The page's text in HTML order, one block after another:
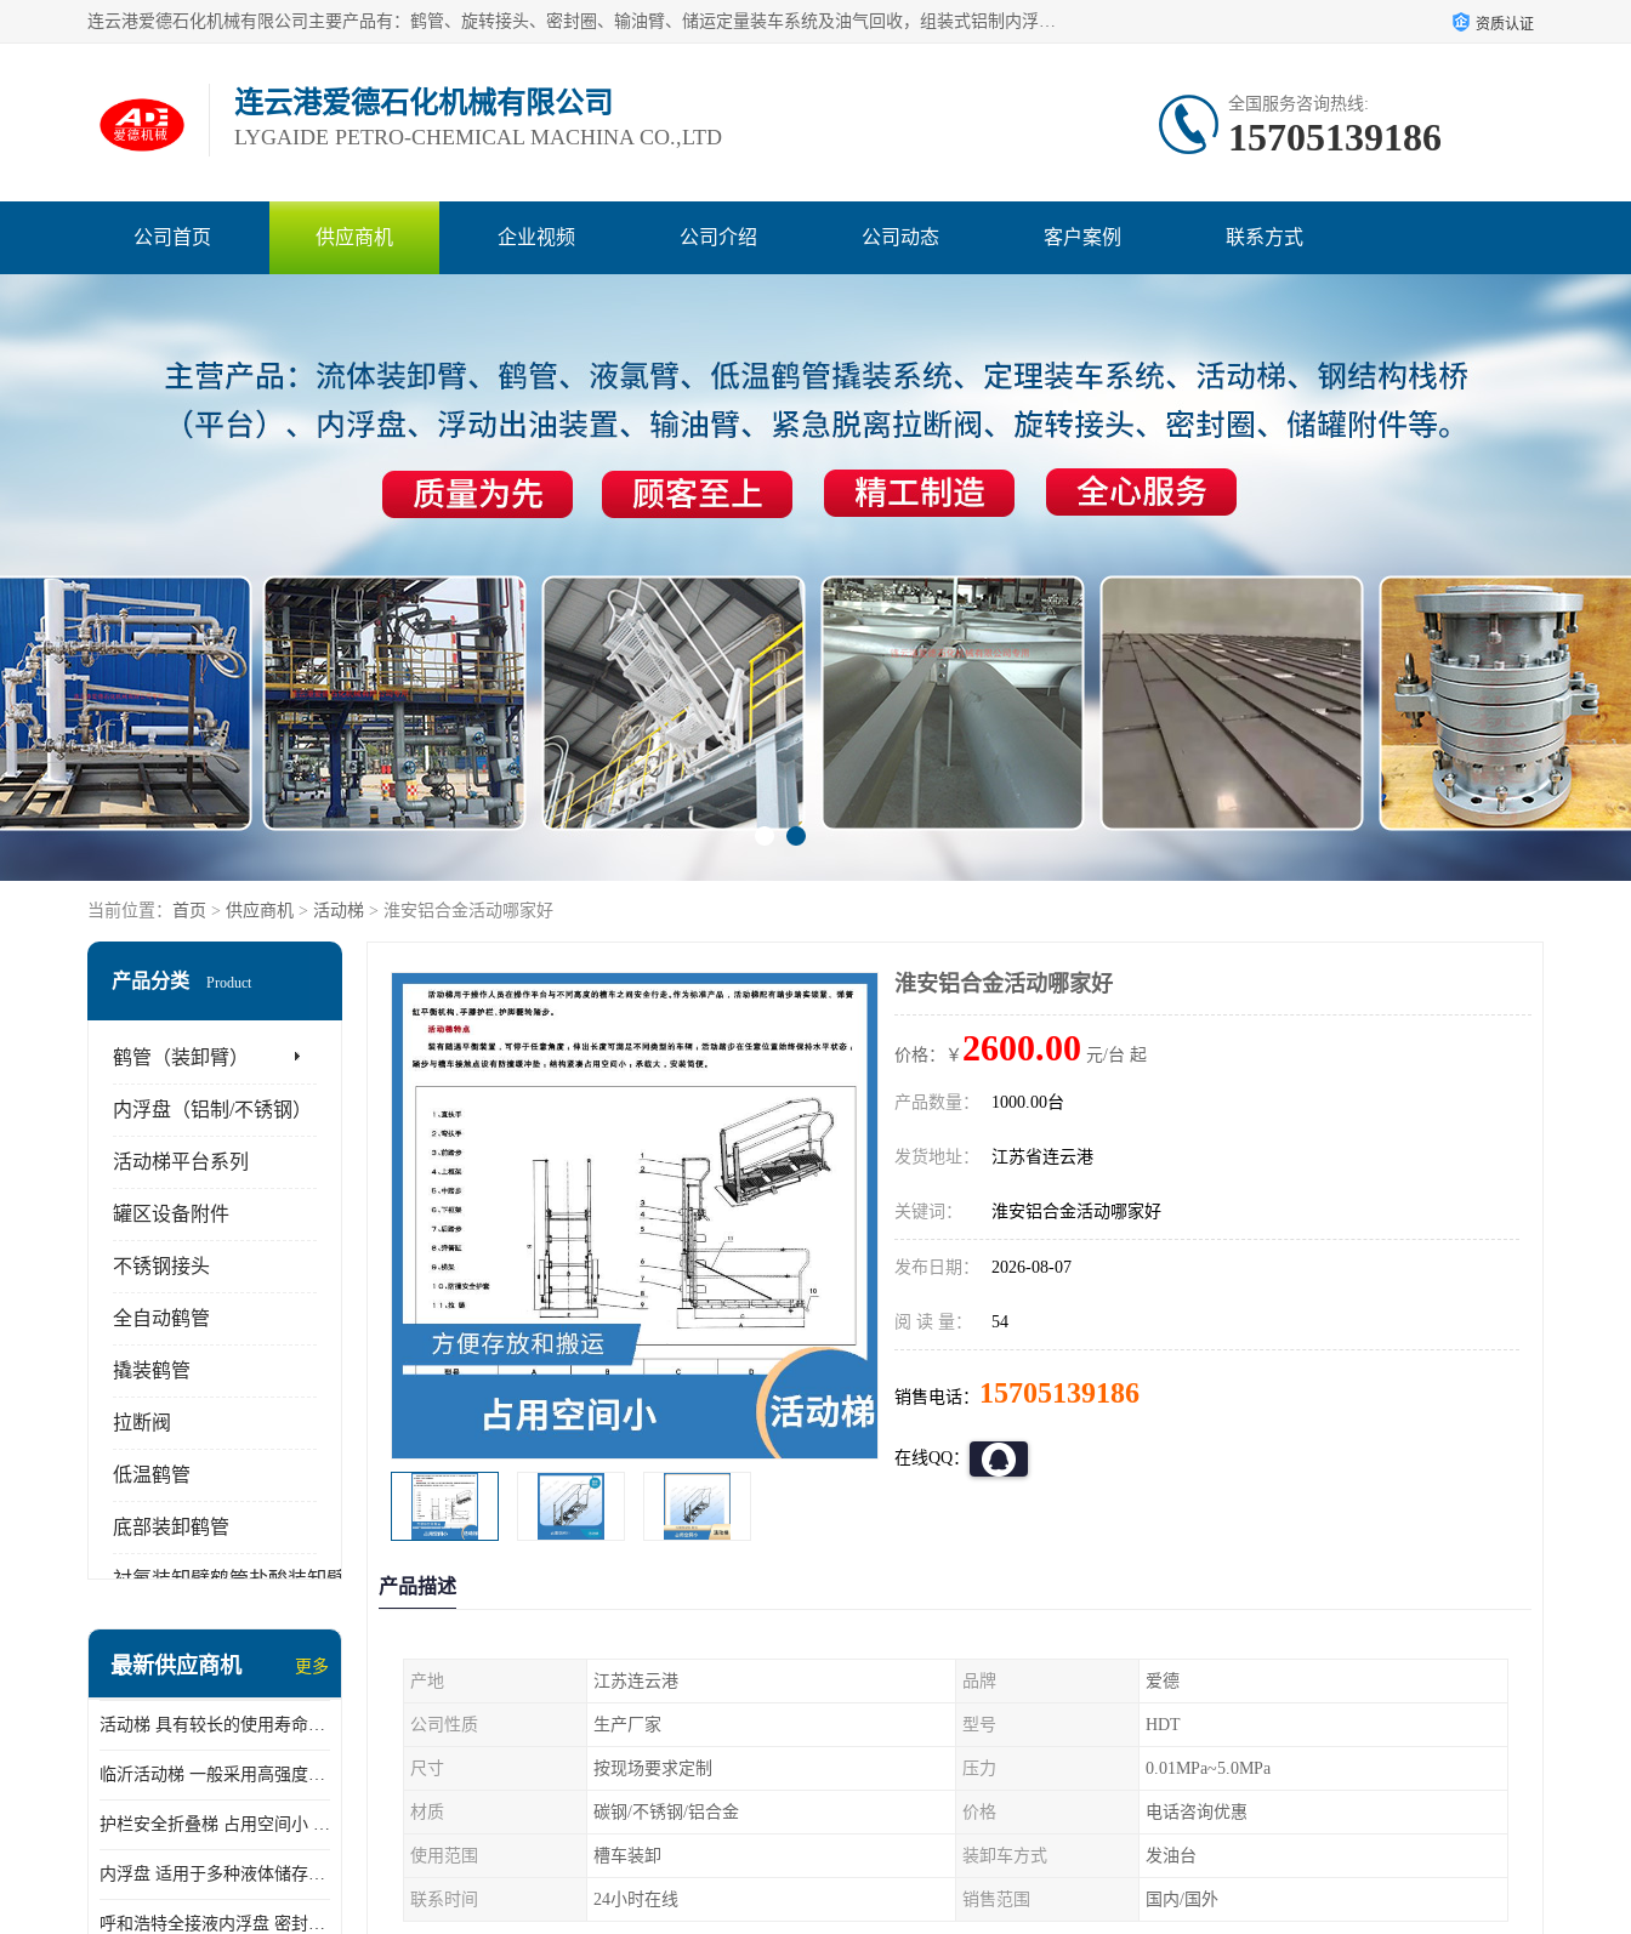
连云港爱德石化机械有限公司主要产品有：鹤管、旋转接头、密封圈、输油臂、储运定量装车系统及油气回收，组装式铝制内浮盘及油罐附件、钢结构栈桥/平台、活动梯、紧急脱离拉断阀等。完备的制造和检测手段以及高素质的员工确保了产品的质量。 资质认证
连云港爱德石化机械有限公司
LYGAIDE PETRO-CHEMICAL MACHINA CO.,LTD
全国服务咨询热线:
15705139186
公司首页 供应商机 企业视频 公司介绍 公司动态 客户案例 联系方式
当前位置： 首页 > 供应商机 > 活动梯 > 淮安铝合金活动哪家好
产品分类 Product
鹤管（装卸臂）
内浮盘（铝制/不锈钢）
活动梯平台系列
罐区设备附件
不锈钢接头
全自动鹤管
撬装鹤管
拉断阀
低温鹤管
底部装卸鹤管
衬氟装卸臂鹤管盐酸装卸臂
顶部装卸车鹤管
液氨液化气鹤管
定量装车系统
最新供应商机 更多
活动梯 具有较长的使用寿命和耐用性 一般采用高强度材料制造
临沂活动梯 一般采用高强度材料制造 可以用于多种不同的任务
护栏安全折叠梯 占用空间小 方便存放和搬运
内浮盘 适用于多种液体储存和运输 能够降低运输成本和维护成本
呼和浩特全接液内浮盘 密封性能好 有效保护液体质量
淮安铝合金活动哪家好
价格：￥ 2600.00 元/台 起
产品数量： 1000.00台
发货地址： 江苏省连云港
关键词： 淮安铝合金活动哪家好
发布日期： 2026-08-07
阅 读 量： 54
销售电话： 15705139186
在线QQ：
产品描述
产地 江苏连云港 品牌 爱德
公司性质 生产厂家 型号 HDT
尺寸 按现场要求定制 压力 0.01MPa~5.0MPa
材质 碳钢/不锈钢/铝合金 价格 电话咨询优惠
使用范围 槽车装卸 装卸车方式 发油台
联系时间 24小时在线 销售范围 国内/国外